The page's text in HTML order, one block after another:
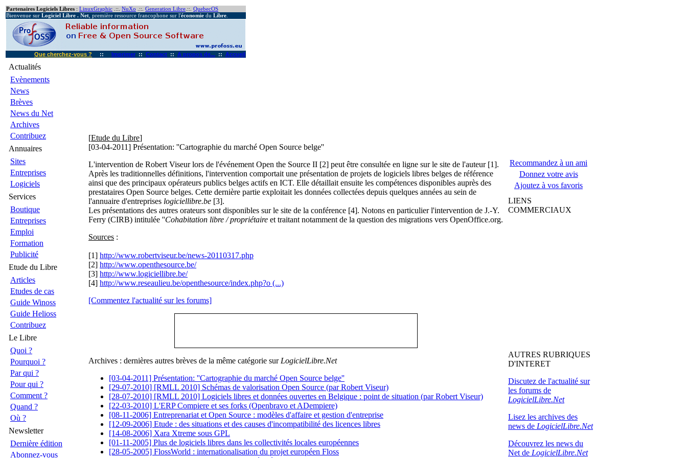
Partenaires Logiciels Libres : LinuxGraphic .::. NuXo .::. Generation Libre .::. QuebecOS
Bienvenue sur Logiciel Libre . Net , première ressource francophone sur l'économie du Libre
Que cherchez-vous ? :: Imprimer :: Contact :: A propos de... :: Accueil
Actualités
Evènements
News
Brèves
News du Net
Archives
Contribuez
Annuaires
Sites
Entreprises
Logiciels
Services
Boutique
Entreprises
Emploi
Formation
Publicité
Etude du Libre
Articles
Etudes de cas
Guide Winoss
Guide Helioss
Contribuez
Le Libre
Quoi ?
Pourquoi ?
Par qui ?
Pour qui ?
Comment ?
Quand ?
Où ?
Newsletter
Dernière édition
Abonnez-vous
[Etude du Libre]
[03-04-2011] Présentation: ''Cartographie du marché Open Source belge''
L'intervention de Robert Viseur lors de l'événement Open the Source II [2] peut être consultée en ligne sur le site de l'auteur [1].
Après les traditionnelles définitions, l'intervention comportait une présentation de projets de logiciels libres belges de référence
ainsi que des principaux opérateurs publics belges actifs en ICT. Elle détaillait ensuite les compétences disponibles auprès des
prestataires Open Source belges. Cette dernière partie exploitait les données collectées depuis quelques années au sein de
l'annuaire d'entreprises logiciellibre.be [3].
Les présentations des autres orateurs sont disponibles sur le site de la conférence [4]. Notons en particulier l'intervention de J.-Y.
Ferry (CIRB) intitulée ''Cohabitation libre / propriétaire et traitant notamment de la question des migrations vers OpenOffice.org.
Sources :
[1] http://www.robertviseur.be/news-20110317.php
[2] http://www.openthesource.be/
[3] http://www.logiciellibre.be/
[4] http://www.reseaulieu.be/openthesource/index.php?o (...)
[Commentez l'actualité sur les forums]
Archives : dernières autres brèves de la même catégorie sur LogicielLibre.Net
[03-04-2011] Présentation: ''Cartographie du marché Open Source belge''
[29-07-2010] [RMLL 2010] Schémas de valorisation Open Source (par Robert Viseur)
[28-07-2010] [RMLL 2010] Logiciels libres et données ouvertes en Belgique : point de situation (par Robert Viseur)
[22-03-2010] L'ERP Compiere et ses forks (Openbravo et ADempiere)
[08-11-2006] Entreprenariat et Open Source : modèles d'affaire et gestion d'entreprise
[12-09-2006] Etude : des situations et des causes d'incompatibilité des licences libres
[14-08-2006] Xara Xtreme sous GPL
[01-11-2005] Plus de logiciels libres dans les collectivités locales européennes
[28-05-2005] FlossWorld : internationalisation du projet européen Floss
Recommandez à un ami
Donnez votre avis
Ajoutez à vos favoris
LIENS
COMMERCIAUX
AUTRES RUBRIQUES
D'INTERET
Discutez de l'actualité sur
les forums de
LogicielLibre.Net
Lisez les archives des
news de LogicielLibre.Net
Découvrez les news du
Net de LogicielLibre.Net